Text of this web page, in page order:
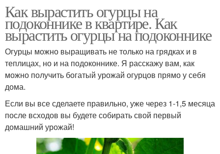
Как вырастить огурцы на
подоконнике в квартире. Как
вырастить огурцы на подоконнике
Огурцы можно выращивать не только на грядках и в
теплицах, но и на подоконнике. Я расскажу вам, как
можно получить богатый урожай огурцов прямо у себя
дома.
Если вы все сделаете правильно, уже через 1-1,5 месяца
после всходов вы будете собирать свой первый
домашний урожай!